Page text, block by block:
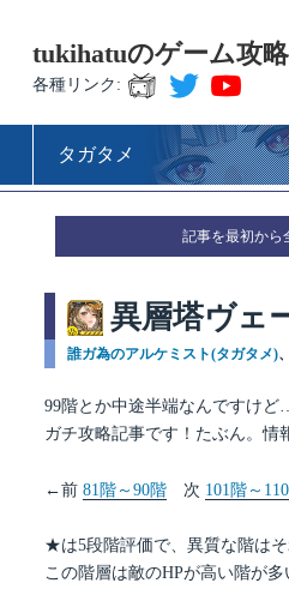
tukihatuのゲーム攻
各種リンク:
タガタメ
記事を最初から
異層塔ヴェ
カ
ゴ
リ
誰ガ為のアルケミスト(タガタメ)、
99階とか中途半端なんですけど
ガチ攻略記事です！たぶん。情
←前 81階～90階次 101階～
★は5段階評価で、異質な階はそ
この階層は敵のHPが高い階が多